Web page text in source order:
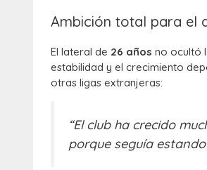
Ambición total para el
El lateral de 26 años no ocultó
estabilidad y el crecimiento
otras ligas extranjeras:
“El club ha crecido
porque seguía